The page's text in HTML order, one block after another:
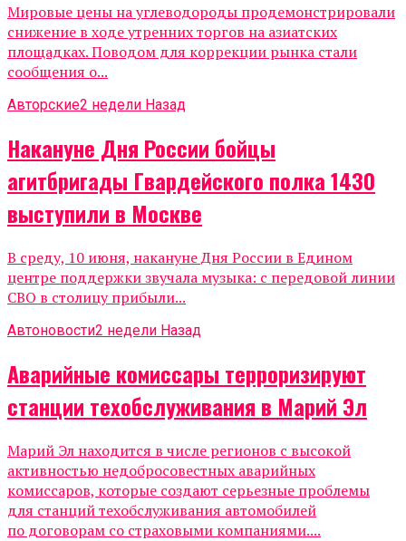
Мировые цены на углеводороды продемонстрировали
снижение в ходе утренних торгов на азиатских
площадках. Поводом для коррекции рынка стали
сообщения о...
Авторские2 недели Назад
Накануне Дня России бойцы
агитбригады Гвардейского полка 1430
выступили в Москве
В среду, 10 июня, накануне Дня России в Едином
центре поддержки звучала музыка: с передовой линии
СВО в столицу прибыли...
Автоновости2 недели Назад
Аварийные комиссары терроризируют
станции техобслуживания в Марий Эл
Марий Эл находится в числе регионов с высокой
активностью недобросовестных аварийных
комиссаров, которые создают серьезные проблемы
для станций техобслуживания автомобилей
по договорам со страховыми компаниями....